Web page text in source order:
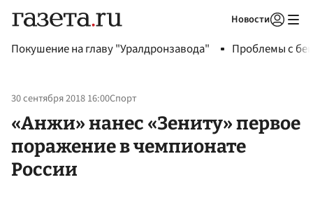
Новости
Покушение на главу "Уралдронзавода" Проблемы с
30 сентября 2018 16:00Спорт
«Анжи» нанес «Зениту» первое
поражение в чемпионате
России